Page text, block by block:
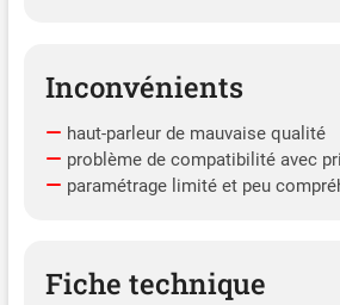
Inconvénients
haut-parleur de mauvaise qualité
problème de compatibilité avec
paramétrage limité et peu
Fiche technique